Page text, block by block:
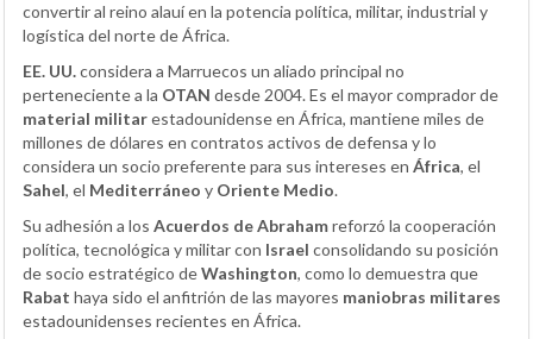
convertir al reino alauí en la potencia política, militar, industrial y
logística del norte de África.
EE. UU.considera a Marruecos un aliado principal no
perteneciente a la OTAN desde 2004. Es el mayor comprador de
material militarestadounidense en África, mantiene miles de
millones de dólares en contratos activos de defensa y lo
considera un socio preferente para sus intereses en África, el
Sahel, el Mediterráneo y Oriente Medio.
Su adhesión a los Acuerdos de Abrahamreforzó la cooperación
política, tecnológica y militar con Israel consolidando su posición
de socio estratégico deWashington, como lo demuestra que
Rabat haya sido el anfitrión de las mayores maniobras militares
estadounidenses recientes en África.